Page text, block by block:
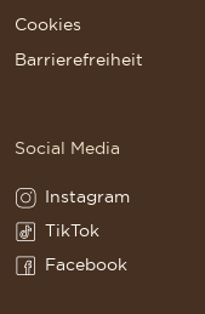
Cookies
Barrierefreiheit
Social Media
Instagram(Opens in a
Instagram
TikTok(Opens in a new
TikTok
Facebook(Opens in a
Facebook